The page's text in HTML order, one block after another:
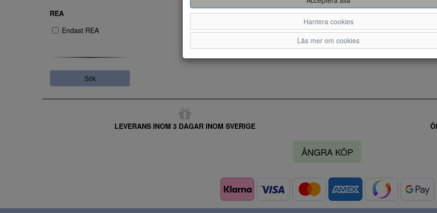
REA
Endast REA
Sök
LEVERANS INOM 3 DAGAR INOM SVERIGE
ÅNGRA KÖP
Hantera cookies
Läs mer om cookies